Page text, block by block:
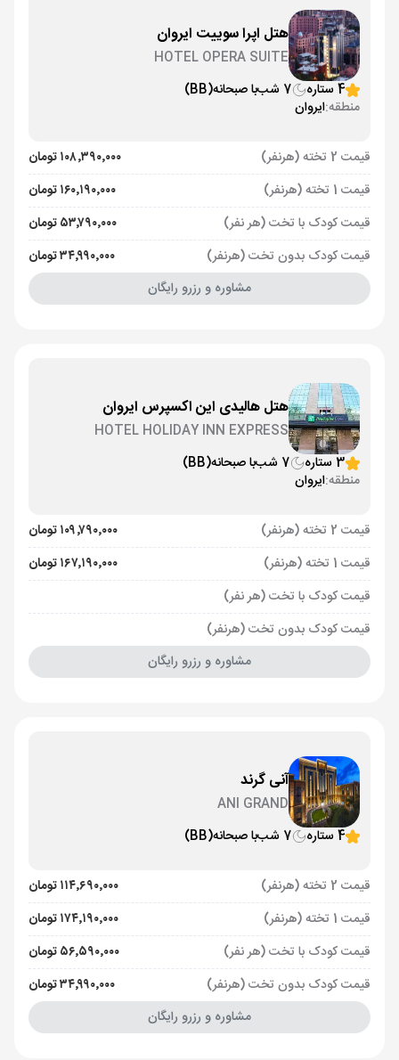
هتل اپرا سوییت ایروان
HOTEL OPERA SUITE
4 ستاره
7 شب با صبحانه(BB)
منطقه:ایروان
قیمت 2 تخته (هرنفر)
۱۰۸٬۳۹۰٬۰۰۰ تومان
قیمت 1 تخته (هرنفر)
۱۶۰٬۱۹۰٬۰۰۰ تومان
قیمت کودک با تخت (هر نفر)
۵۳٬۷۹۰٬۰۰۰ تومان
قیمت کودک بدون تخت (هرنفر)
۳۴٬۹۹۰٬۰۰۰ تومان
مشاوره و رزرو رایگان
هتل هالیدی این اکسپرس ایروان
HOTEL HOLIDAY INN EXPRESS
3 ستاره
7 شب با صبحانه(BB)
منطقه:ایروان
قیمت 2 تخته (هرنفر)
۱۰۹٬۷۹۰٬۰۰۰ تومان
قیمت 1 تخته (هرنفر)
۱۶۷٬۱۹۰٬۰۰۰ تومان
قیمت کودک با تخت (هر نفر)
قیمت کودک بدون تخت (هرنفر)
مشاوره و رزرو رایگان
آنی گرند
ANI GRAND
4 ستاره
7 شب با صبحانه(BB)
قیمت 2 تخته (هرنفر)
۱۱۴٬۶۹۰٬۰۰۰ تومان
قیمت 1 تخته (هرنفر)
۱۷۴٬۱۹۰٬۰۰۰ تومان
قیمت کودک با تخت (هر نفر)
۵۶٬۵۹۰٬۰۰۰ تومان
قیمت کودک بدون تخت (هرنفر)
۳۴٬۹۹۰٬۰۰۰ تومان
مشاوره و رزرو رایگان